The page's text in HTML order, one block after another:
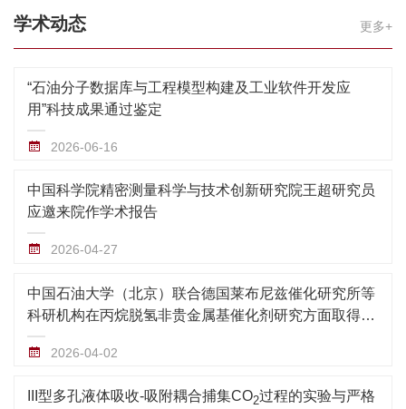
更多+
学术动态
“石油分子数据库与工程模型构建及工业软件开发应
用”科技成果通过鉴定
2026-06-16
中国科学院精密测量科学与技术创新研究院王超研究员
应邀来院作学术报告
2026-04-27
中国石油大学（北京）联合德国莱布尼兹催化研究所等
科研机构在丙烷脱氢非贵金属基催化剂研究方面取得新
进展
2026-04-02
III型多孔液体吸收-吸附耦合捕集CO2过程的实验与严格